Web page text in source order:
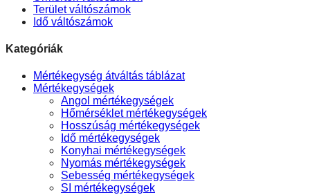
Terület váltószámok
Idő váltószámok
Kategóriák
Mértékegység átváltás táblázat
Mértékegységek
Angol mértékegységek
Hőmérséklet mértékegységek
Hosszúság mértékegységek
Idő mértékegységek
Konyhai mértékegységek
Nyomás mértékegységek
Sebesség mértékegységek
SI mértékegységek